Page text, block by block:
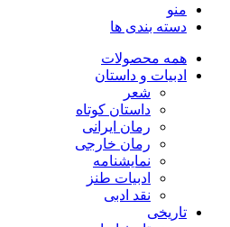
منو
دسته بندی ها
همه محصولات
ادبیات و داستان
شعر
داستان کوتاه
رمان ایرانی
رمان خارجی
نمایشنامه
ادبیات طنز
نقد ادبی
تاریخی